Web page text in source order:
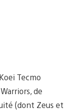
Tecmo
de
(dont Zeus et